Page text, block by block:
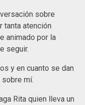
sobre
tanta atención
animado por la
seguir.
y en cuanto se dan
mí.
Rita quien lleva un